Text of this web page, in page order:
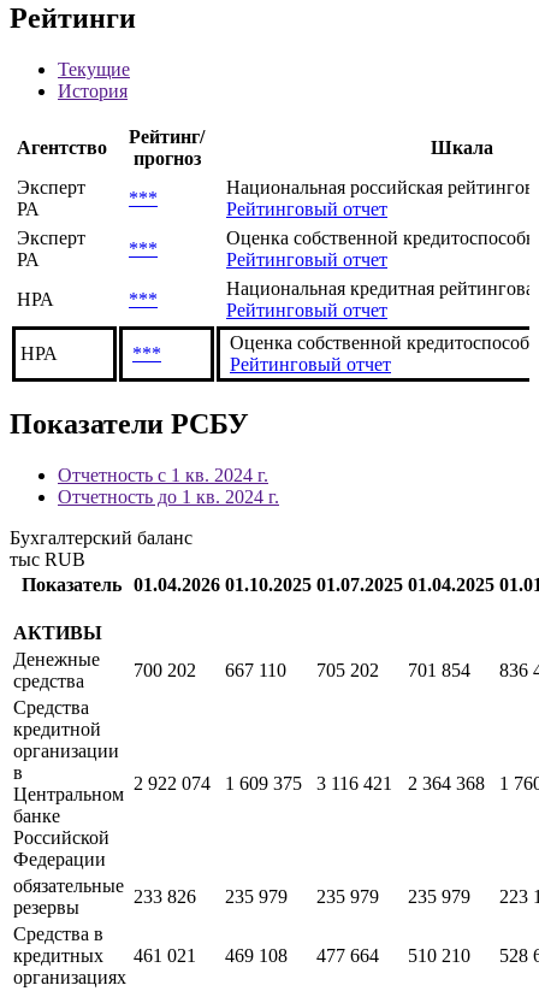
Рейтинги
Текущие
История
Агентство
Рейтинг/
прогноз
Шкала
Эксперт
РА
***
Национальная российская
Рейтинговый отчет
Эксперт
РА
***
Оценка собственной
Рейтинговый отчет
НРА
***
Национальная кредитная
Рейтинговый отчет
НРА ***
Оценка собственной
Рейтинговый отчет
Показатели РСБУ
Отчетность с 1 кв. 2024 г.
Отчетность до 1 кв. 2024 г.
Бухгалтерский баланс
тыс RUB
Показатель
01.04.2026 01.10.2025 01.07.2025 01.04.2025
АКТИВЫ
Денежные
средства
700 202 667 110 705 202 701 854
836
Средства
кредитной
организации
в
Центральном
банке
Российской
Федерации
2 922 074 1 609 375 3 116 421 2 364 368 1
обязательные
резервы
233 826 235 979 235 979 235 979
223
Средства в
кредитных
организациях
461 021 469 108 477 664 510 210 528